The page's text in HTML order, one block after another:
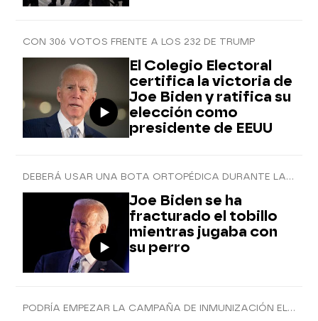
CON 306 VOTOS FRENTE A LOS 232 DE TRUMP
El Colegio Electoral
certifica la victoria de
Joe Biden y ratifica su
elección como
presidente de EEUU
DEBERÁ USAR UNA BOTA ORTOPÉDICA DURANTE LAS PRÓXIMAS SEMANAS
Joe Biden se ha
fracturado el tobillo
mientras jugaba con
su perro
PODRÍA EMPEZAR LA CAMPAÑA DE INMUNIZACIÓN EL 11 DE DICIEMBRE DE 2020